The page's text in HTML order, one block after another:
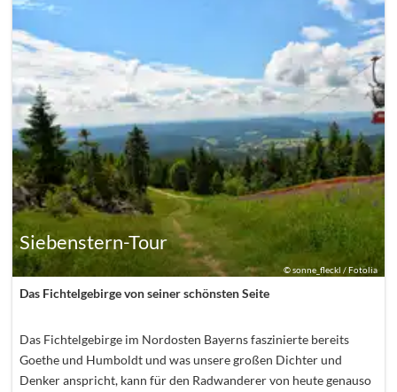
©sonne_fleckl / Fotolia
Siebenstern-Tour
Das Fichtelgebirge von seiner schönsten Seite
Das Fichtelgebirge im Nordosten Bayerns faszinierte bereits
Goethe und Humboldt und was unsere großen Dichter und
Denker anspricht, kann für den Radwanderer von heute genauso